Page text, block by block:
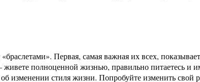
Первая, самая важная их всех,
полноценной жизнью, правильно питаетесь и
изменении стиля жизни. Попробуйте изменить свой